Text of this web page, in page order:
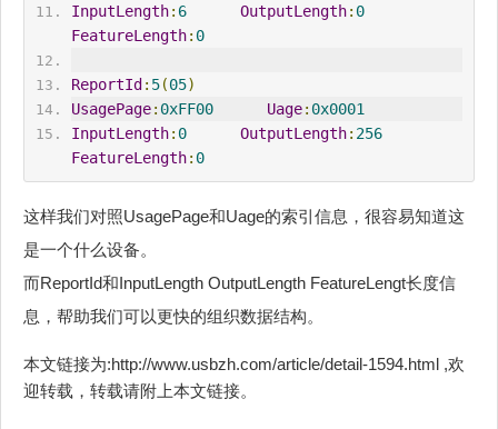
InputLength: 6 OutputLength: 0
FeatureLength: 0
ReportId : 5(05)
UsagePage: 0xFF00 Uage: 0x0001
InputLength: 0 OutputLength: 256
FeatureLength: 0
这样我们对照UsagePage和Uage的索引信息，很容易知道这
是一个什么设备。
而ReportId和InputLength OutputLength FeatureLengt长度信
息，帮助我们可以更快的组织数据结构。
本文链接为:http://www.usbzh.com/article/detail-1594.html ,欢
迎转载，转载请附上本文链接。